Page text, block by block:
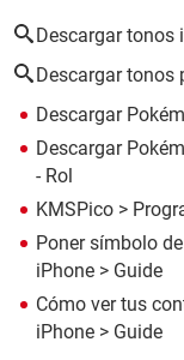
Descargar tonos
Descargar tonos
Descargar
Descargar
- Rol
KMSPico >
Poner símbolo
iPhone > Guide
Cómo ver tus
iPhone > Guide